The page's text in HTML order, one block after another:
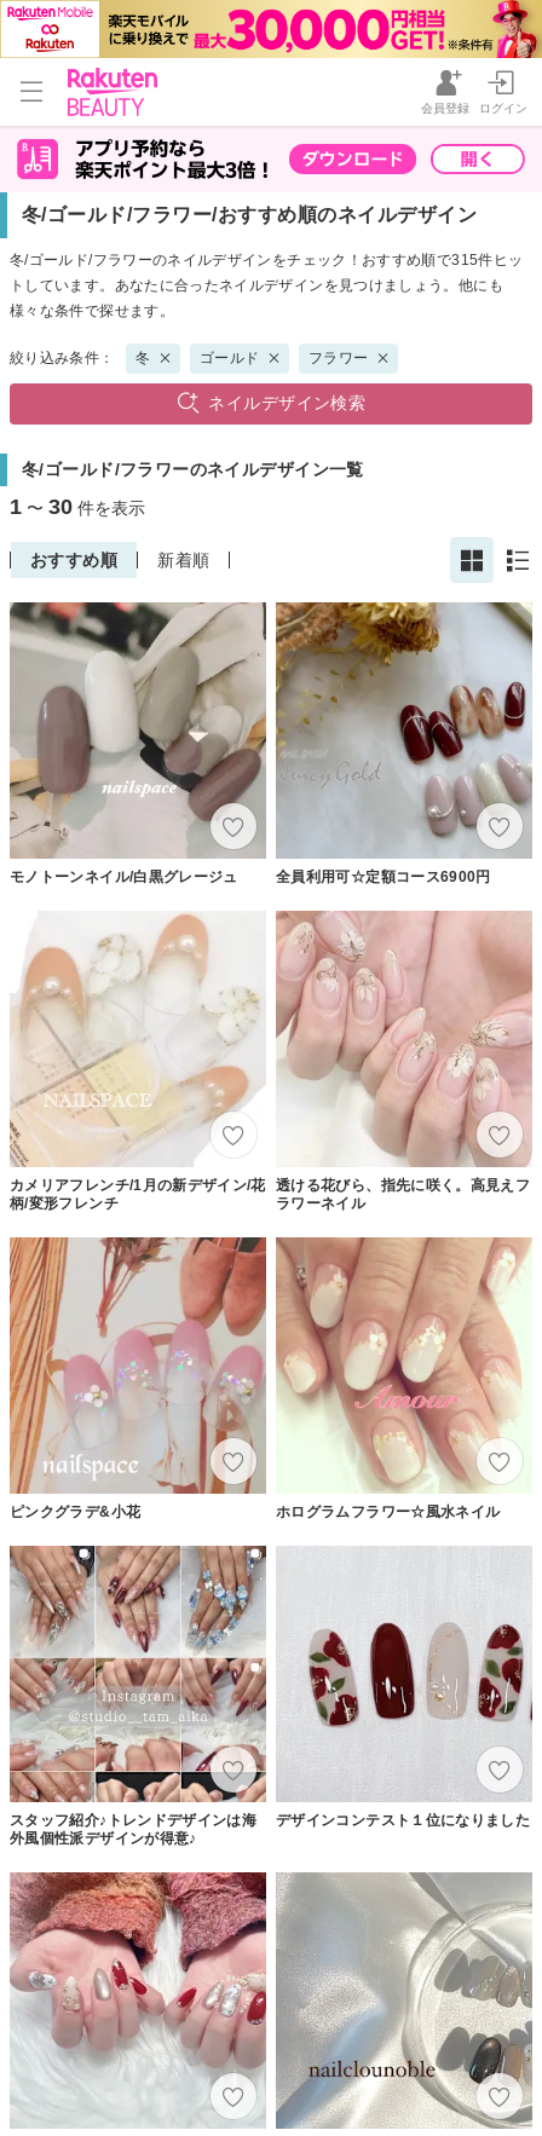
会員登録 ログイン
冬/ゴールド/フラワー/おすすめ順のネイルデザイン
冬/ゴールド/フラワーのネイルデザインをチェック！おすすめ順で315件ヒッ
トしています。あなたに合ったネイルデザインを見つけましょう。他にも
様々な条件で探せます。
絞り込み条件： 冬 ゴールド フラワー
ネイルデザイン検索
冬/ゴールド/フラワーのネイルデザイン一覧
1 〜 30 件を表示
おすすめ順 新着順
モノトーンネイル/白黒グレージュ 全員利用可☆定額コース6900円
カメリアフレンチ/1月の新デザイン/花
柄/変形フレンチ
透ける花びら、指先に咲く。高見えフ
ラワーネイル
ピンクグラデ&小花 ホログラムフラワー☆風水ネイル
スタッフ紹介♪トレンドデザインは海
外風個性派デザインが得意♪
デザインコンテスト１位になりました